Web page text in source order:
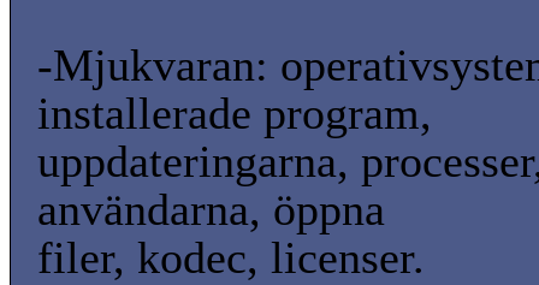
-Mjukvaran:
installerade program,
uppdateringarna,
användarna, öppna
filer, kodec, licenser.